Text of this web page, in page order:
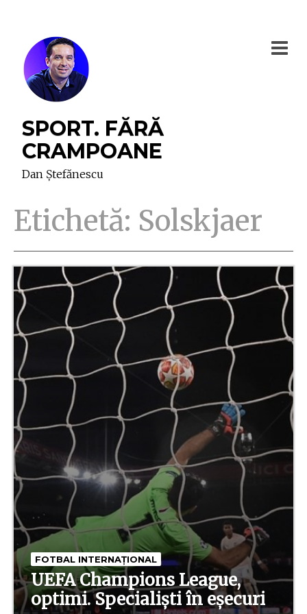
SPORT. FĂRĂ
CRAMPOANE
Dan Ștefănescu
Etichetă: Solskjaer
FOTBAL INTERNAȚIONAL
UEFA Champions League,
optimi. Specialiști în eșecuri